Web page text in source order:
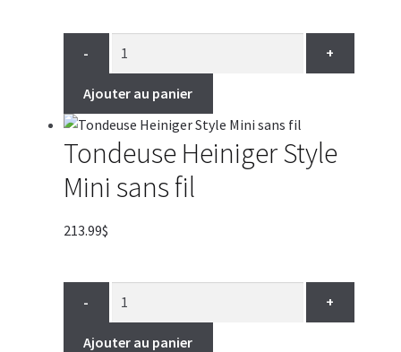
- +
Ajouter au panier
Tondeuse Heiniger Style
Mini sans fil
213.99$
- +
Ajouter au panier